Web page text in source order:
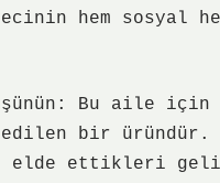
hem sosyal
Bu aile için
bir üründür.
elde ettikleri